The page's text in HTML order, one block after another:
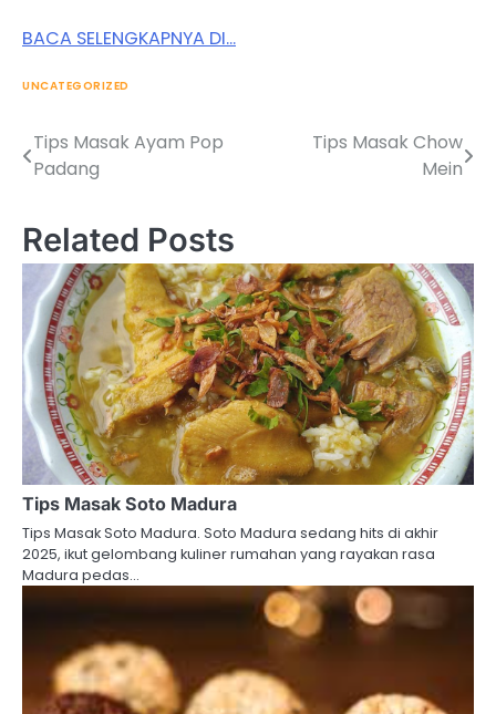
BACA SELENGKAPNYA DI…
UNCATEGORIZED
Post
navigation
Tips Masak Ayam Pop
Padang
Tips Masak Chow
Mein
Related Posts
Tips Masak Soto Madura
Tips Masak Soto Madura. Soto Madura sedang hits di akhir
2025, ikut gelombang kuliner rumahan yang rayakan rasa
Madura pedas…